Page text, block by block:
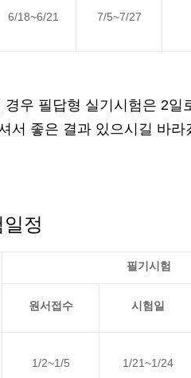
6/18~6/21 7/5~7/27
경우 필답형 실기시험은 2일
서 좋은 결과 있으시길 바라
정
필기시험
원서접수 시험일
1/2~1/5 1/21~1/24